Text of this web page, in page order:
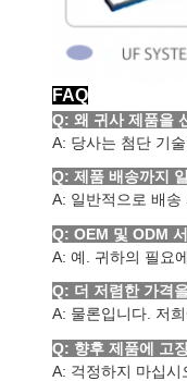
FAQ
Q: 왜 귀사 제품을
A: 당사는 첨단 기
Q: 제품 배송까지
A: 일반적으로 배
Q: OEM 및 ODM
A: 예. 귀하의 필요
Q: 더 저렴한 가격
A: 물론입니다. 저
Q: 향후 제품에 고
A: 걱정하지 마십시